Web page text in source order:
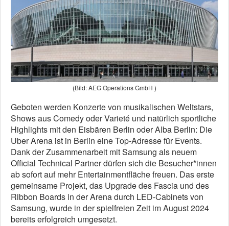
(Bild: AEG Operations GmbH )
Geboten werden Konzerte von musikalischen Weltstars,
Shows aus Comedy oder Varieté und natürlich sportliche
Highlights mit den Eisbären Berlin oder Alba Berlin: Die
Uber Arena ist in Berlin eine Top-Adresse für Events.
Dank der Zusammenarbeit mit Samsung als neuem
Official Technical Partner dürfen sich die Besucher*innen
ab sofort auf mehr Entertainmentfläche freuen. Das erste
gemeinsame Projekt, das Upgrade des Fascia und des
Ribbon Boards in der Arena durch LED-Cabinets von
Samsung, wurde in der spielfreien Zeit im August 2024
bereits erfolgreich umgesetzt.